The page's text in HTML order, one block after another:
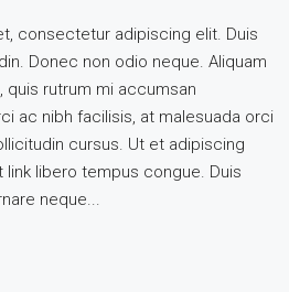
consectetur adipiscing elit. Duis
Donec non odio neque. Aliquam
quis rutrum mi accumsan
ac nibh facilisis, at malesuada orci
cursus. Ut et adipiscing
link libero tempus congue. Duis
neque...